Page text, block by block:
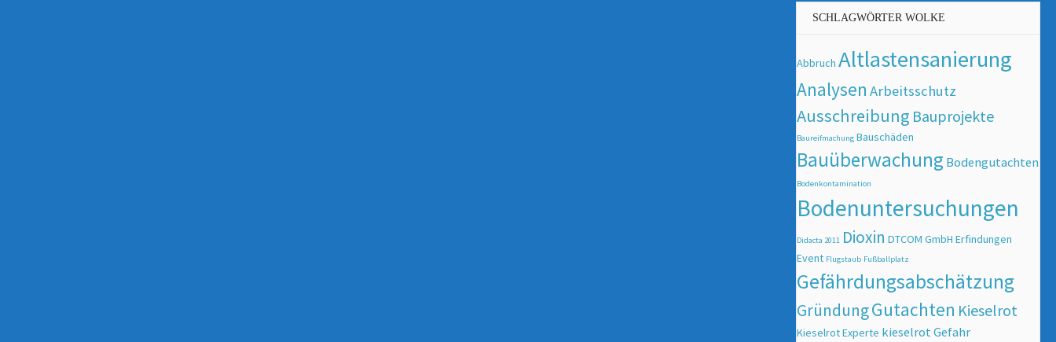
SCHLAGWÖRTER WOLKE
Abbruch Altlastensanierung
Analysen Arbeitsschutz
Ausschreibung Bauprojekte
Baureifmachung Bauschäden
BauüberwachungBodengutachten
Bodenkontamination
Bodenuntersuchungen
Didacta 2011 Dioxin DTCOM GmbH Erfindungen
Event Flugstaub Fußballplatz
Gefährdungsabschätzung
GründungGutachten Kieselrot
Kieselrot Experte kieselrot Gefahr